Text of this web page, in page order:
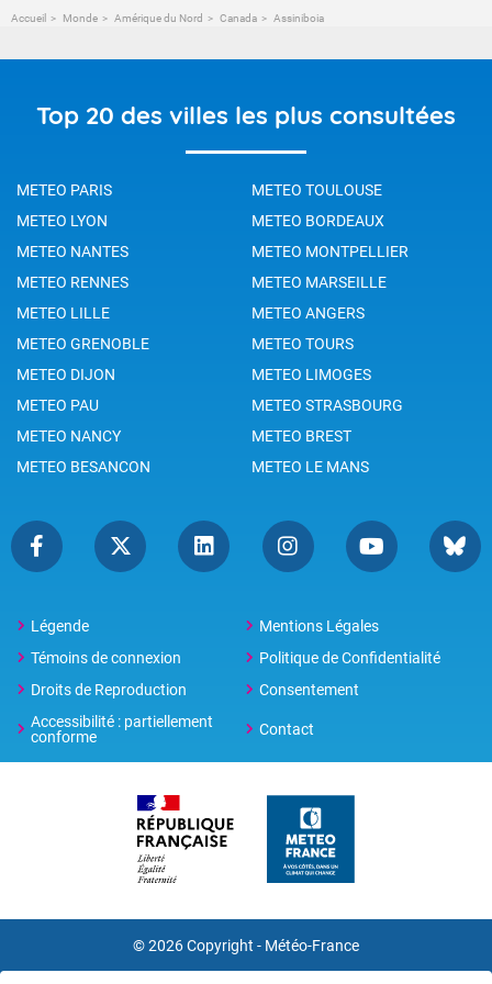
Accueil Monde Amérique du Nord Canada Assiniboia
Top 20 des villes les plus consultées
METEO PARIS
METEO TOULOUSE
METEO LYON
METEO BORDEAUX
METEO NANTES
METEO MONTPELLIER
METEO RENNES
METEO MARSEILLE
METEO LILLE
METEO ANGERS
METEO GRENOBLE
METEO TOURS
METEO DIJON
METEO LIMOGES
METEO PAU
METEO STRASBOURG
METEO NANCY
METEO BREST
METEO BESANCON
METEO LE MANS
Légende
Mentions Légales
Témoins de connexion
Politique de Confidentialité
Droits de Reproduction
Consentement
Accessibilité : partiellement
conforme
Contact
© 2026 Copyright - Météo-France